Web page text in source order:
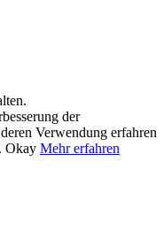
der
Verwendung erfahren
Okay Mehr erfahren